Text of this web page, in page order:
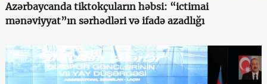
Azərbaycanda tiktokçuların həbsi: “ictimai
mənəviyyat”ın sərhədləri və ifadə azadlığı